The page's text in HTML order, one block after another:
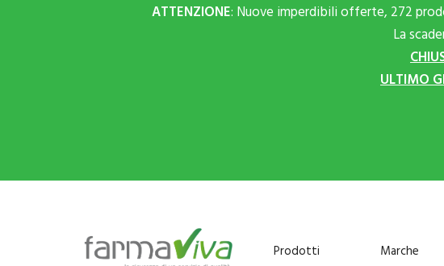
ATTENZIONE: Nuove imperdibili offerte, 272
La
ULTIMO
Prodotti Marche